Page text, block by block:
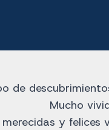
de
Mucho
y